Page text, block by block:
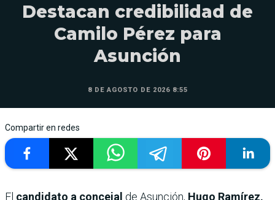
Destacan credibilidad de
Camilo Pérez para
Asunción
8 DE AGOSTO DE 2026 8:55
Compartir en redes
El candidato a concejal de Asunción, Hugo Ramírez,